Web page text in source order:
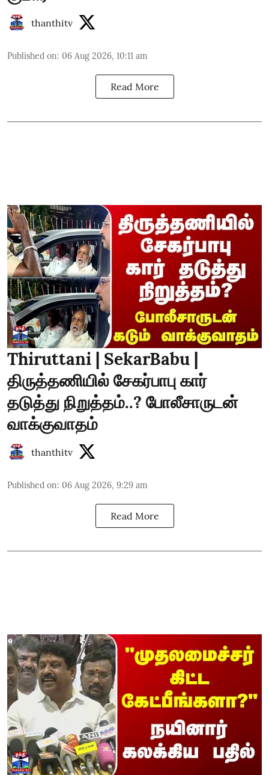
thanthitv
Published on: 06 Aug 2026, 10:11 am
Read More
Thiruttani | SekarBabu |
திருத்தணியில் சேகர்பாபு கார்
தடுத்து நிறுத்தம்..? போலீசாருடன்
வாக்குவாதம்
thanthitv
Published on: 06 Aug 2026, 9:29 am
Read More